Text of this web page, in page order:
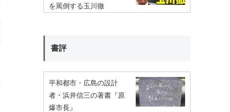
を罵倒する玉川徹
書評
平和都市・広島の設計
者・浜井信三の著書『原
爆市長』